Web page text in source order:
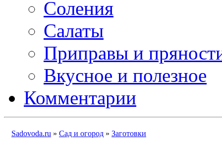
Соления
Салаты
Приправы и
Вкусное и полезное
Комментарии
Sadovoda.ru » Сад и огород » Заготовки